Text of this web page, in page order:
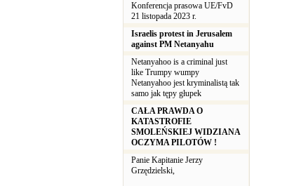
Konferencja prasowa UE/FvD
21 listopada 2023 r.
Israelis protest in Jerusalem
against PM Netanyahu
Netanyahoo is a criminal just
like Trumpy wumpy
Netanyahoo jest kryminalistą tak
samo jak tępy głupek
CAŁA PRAWDA O
KATASTROFIE
SMOLEŃSKIEJ WIDZIANA
OCZYMA PILOTÓW !
Panie Kapitanie Jerzy
Grzędzielski,